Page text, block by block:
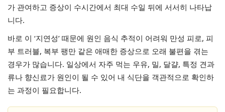
가 관여하고 증상이 수시간에서 최대 수일 뒤에 서서히 나타납
니다.
바로 이 ‘지연성’ 때문에 원인 음식 추적이 어려워 만성 피로, 피
부 트러블, 복부 팽만 같은 애매한 증상으로 오래 불편을 겪는
경우가 많습니다. 일상에서 자주 먹는 우유, 밀, 달걀, 특정 견과
류나 향신료가 원인이 될 수 있어 내 식단을 객관적으로 확인하
는 과정이 필요합니다.